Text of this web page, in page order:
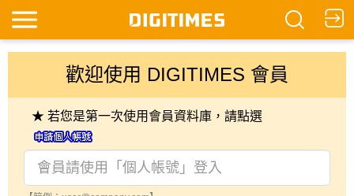
歡迎使用 DIGITIMES 會員
★ 若您是第一次使用會員資料庫，請點選